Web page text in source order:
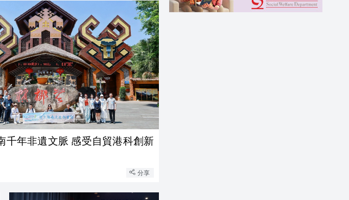
千年非遺文脈 感受自貿港科創新
分享